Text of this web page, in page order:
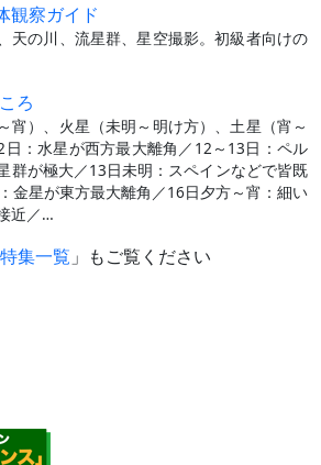
観察ガイド
天の川、流星群、星空撮影。初級者向けの
ろ
宵）、火星（未明～明け方）、土星（宵～
日：水星が西方最大離角／12～13日：ペル
群が極大／13日未明：スペインなどで皆既
金星が東方最大離角／16日夕方～宵：細い
近／…
特集一覧 」もご覧ください